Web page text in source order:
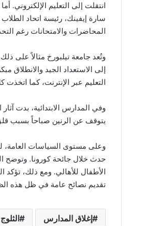
انتقلت إلى التعليم الإلكتروني.
سارة إيفينك، رئيسة اتحاد
المحاضرات والامتحانات رغم
وتُعد جامعة تيلبورخ مثالاً على
إلى الاستعداد الجيد والانطلاق
التعليم عبر الإنترنت، كما اتخذت
وفي المدارس الابتدائية، بدت
يتوقف عن الرنين صباحاً بسبب
وعلى مستوى السياسات العامة،
حدث خلال جائحة كورونا. وتوضح
الأطفال للأهالي. ومع ذلك، تؤكد
تقديم نصائح عامة في ظل هذه
إغلاق المدارس الثلوج